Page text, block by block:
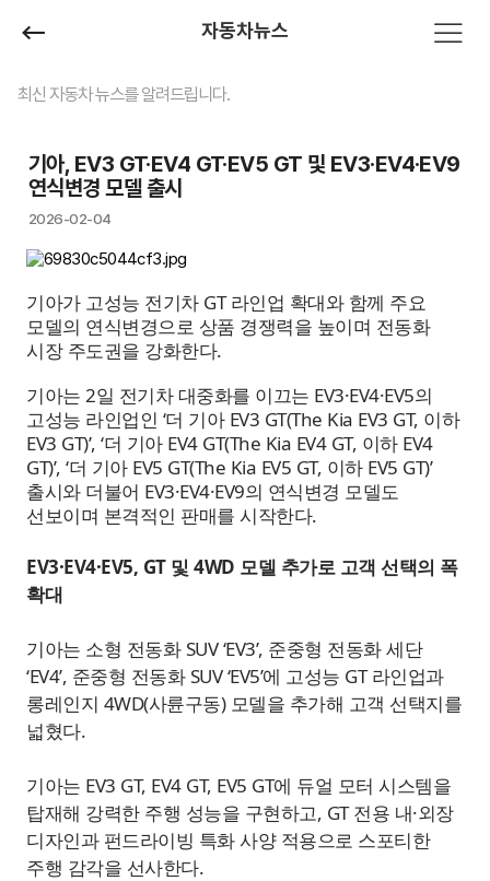
자동차뉴스
최신 자동차 뉴스를 알려드립니다.
기아, EV3 GT·EV4 GT·EV5 GT 및 EV3·EV4·EV9
연식변경 모델 출시
2026-02-04
기아가 고성능 전기차 GT 라인업 확대와 함께 주요
모델의 연식변경으로 상품 경쟁력을 높이며 전동화
시장 주도권을 강화한다.
기아는 2일 전기차 대중화를 이끄는 EV3·EV4·EV5의
고성능 라인업인 ‘더 기아 EV3 GT(The Kia EV3 GT, 이하
EV3 GT)’, ‘더 기아 EV4 GT(The Kia EV4 GT, 이하 EV4
GT)’, ‘더 기아 EV5 GT(The Kia EV5 GT, 이하 EV5 GT)’
출시와 더불어 EV3·EV4·EV9의 연식변경 모델도
선보이며 본격적인 판매를 시작한다.
EV3·EV4·EV5, GT 및 4WD 모델 추가로 고객 선택의 폭
확대
기아는 소형 전동화 SUV ‘EV3’, 준중형 전동화 세단
‘EV4’, 준중형 전동화 SUV ‘EV5’에 고성능 GT 라인업과
롱레인지 4WD(사륜구동) 모델을 추가해 고객 선택지를
넓혔다.
기아는 EV3 GT, EV4 GT, EV5 GT에 듀얼 모터 시스템을
탑재해 강력한 주행 성능을 구현하고, GT 전용 내·외장
디자인과 펀드라이빙 특화 사양 적용으로 스포티한
주행 감각을 선사한다.